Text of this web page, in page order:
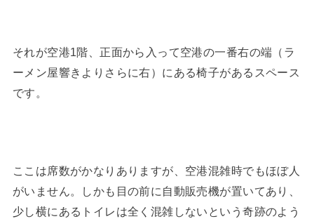
それが空港1階、正面から入って空港の一番右の端（ラ
ーメン屋響きよりさらに右）にある椅子があるスペース
です。
ここは席数がかなりありますが、空港混雑時でもほぼ人
がいません。しかも目の前に自動販売機が置いてあり、
少し横にあるトイレは全く混雑しないという奇跡のよう